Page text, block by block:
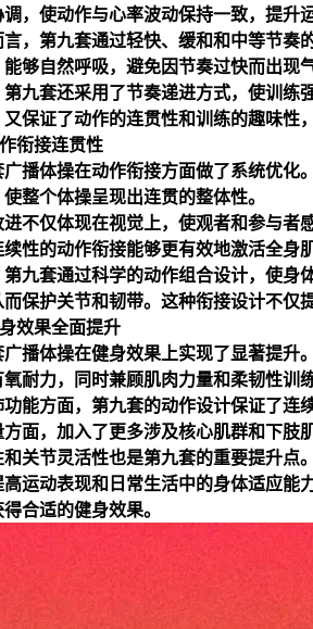
，使动作与心率波动保持一致，提升
，第九套通过轻快、缓和和中等节奏
够自然呼吸，避免因节奏过快而出现
九套还采用了节奏递进方式，使训练
保证了动作的连贯性和训练的趣味性
衔接连贯性
播体操在动作衔接方面做了系统优化
整个体操呈现出连贯的整体性。
不仅体现在视觉上，使观者和参与者
性的动作衔接能够更有效地激活全身
第九套通过科学的动作组合设计，使
保护关节和韧带。这种衔接设计不仅
效果全面提升
播体操在健身效果上实现了显著提升
耐力，同时兼顾肌肉力量和柔韧性训练
能方面，第九套的动作设计保证了连
方面，加入了更多涉及核心肌群和下肢
关节灵活性也是第九套的重要提升点
高运动表现和日常生活中的身体适应
合适的健身效果。